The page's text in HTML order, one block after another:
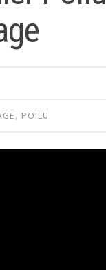
, POILU